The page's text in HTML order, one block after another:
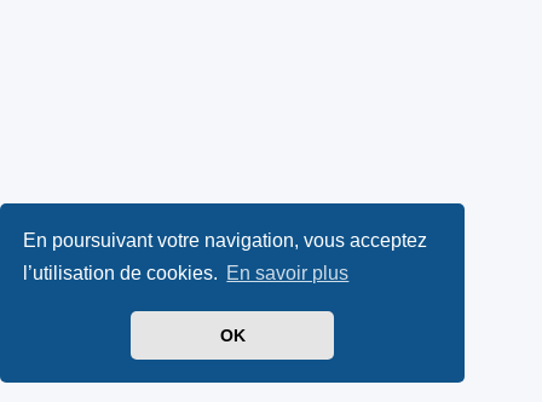
En poursuivant votre navigation, vous acceptez
l’utilisation de cookies. En savoir plus
OK